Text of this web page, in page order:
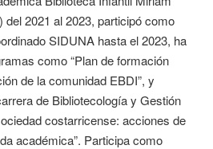
2021 al 2023, participó como
SIDUNA hasta el 2023, ha
como “Plan de formación
de la comunidad EBDI”, y
de Bibliotecología y Gestión
costarricense: acciones de
académica”. Participa como